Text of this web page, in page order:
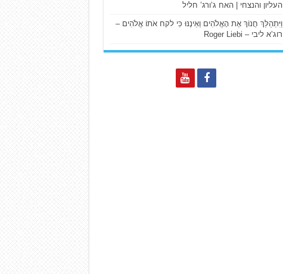
העליון והנצחי | האח ג’ורג’ חליל
וַיִּתְהַלֵּךְ חֲנוֹךְ אֶת הָאֱלֹהִים וְאֵינֶנּוּ כִּי לקח אֹתוֹ אֱלֹהִים –
רוג’א ליבי – Roger Liebi